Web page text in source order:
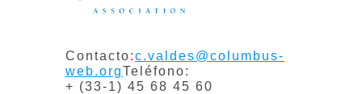
Contacto:c.valdes@columbus-
web.orgTeléfono:
+ (33-1) 45 68 45 60